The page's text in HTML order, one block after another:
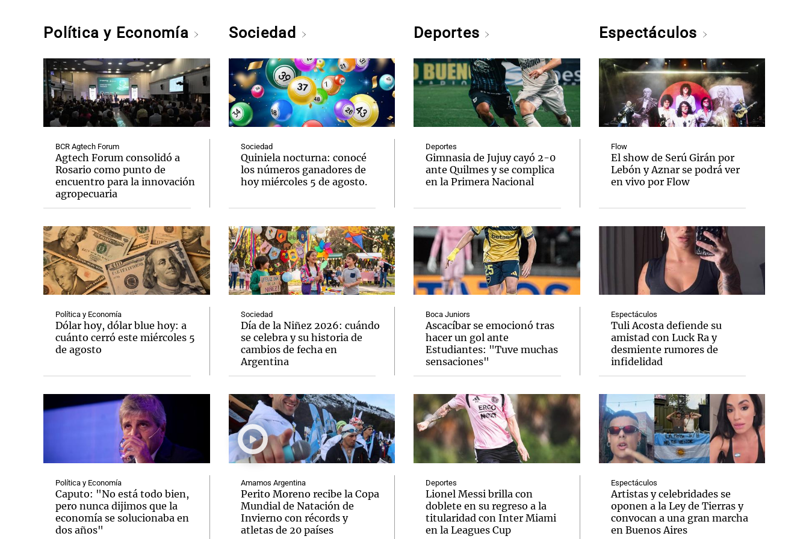
Política y Economía
BCR Agtech Forum
Agtech Forum consolidó a
Rosario como punto de
encuentro para la innovación
agropecuaria
Política y Economía
Dólar hoy, dólar blue hoy: a
cuánto cerró este miércoles 5
de agosto
Política y Economía
Caputo: "No está todo bien,
pero nunca dijimos que la
economía se solucionaba en
dos años"
Sociedad
Sociedad
Quiniela nocturna: conocé
los números ganadores de
hoy miércoles 5 de agosto.
Sociedad
Día de la Niñez 2026: cuándo
se celebra y su historia de
cambios de fecha en
Argentina
Amamos Argentina
Perito Moreno recibe la Copa
Mundial de Natación de
Invierno con récords y
atletas de 20 países
Deportes
Deportes
Gimnasia de Jujuy cayó 2-0
ante Quilmes y se complica
en la Primera Nacional
Boca Juniors
Ascacíbar se emocionó tras
hacer un gol ante
Estudiantes: "Tuve muchas
sensaciones"
Deportes
Lionel Messi brilla con
doblete en su regreso a la
titularidad con Inter Miami
en la Leagues Cup
Espectáculos
Flow
El show de Serú Girán por
Lebón y Aznar se podrá ver
en vivo por Flow
Espectáculos
Tuli Acosta defiende su
amistad con Luck Ra y
desmiente rumores de
infidelidad
Espectáculos
Artistas y celebridades se
oponen a la Ley de Tierras y
convocan a una gran marcha
en Buenos Aires
Notas
El huracán de Arequito
Notas
Cadena 3 en Groenlandia
Notas